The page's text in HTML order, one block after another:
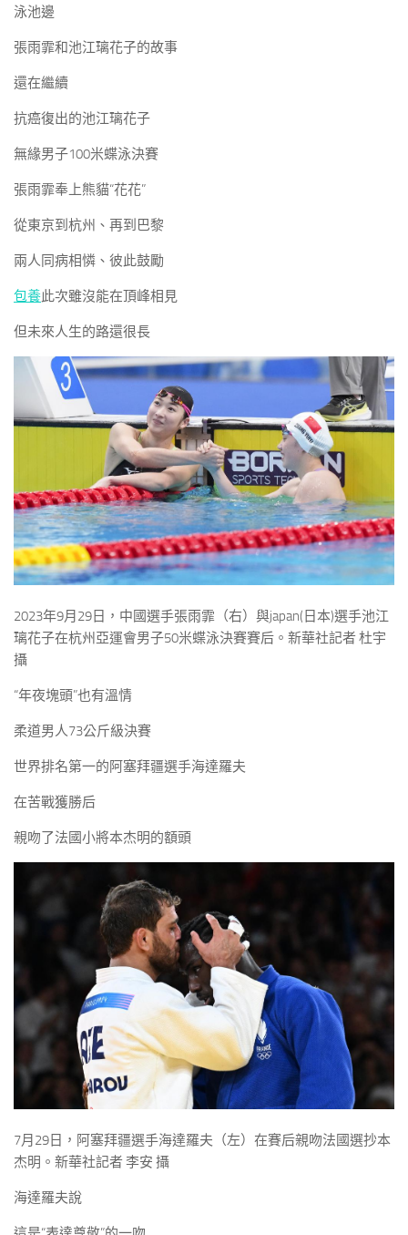
泳池邊
張雨霏和池江璃花子的故事
還在繼續
抗癌復出的池江璃花子
無緣男子100米蝶泳決賽
張雨霏奉上熊貓“花花”
從東京到杭州、再到巴黎
兩人同病相憐、彼此鼓勵
包養此次雖沒能在頂峰相見
但未來人生的路還很長
2023年9月29日，中國選手張雨霏（右）與japan(日本)選手池江
璃花子在杭州亞運會男子50米蝶泳決賽賽后。新華社記者 杜宇
攝
“年夜塊頭”也有溫情
柔道男人73公斤級決賽
世界排名第一的阿塞拜疆選手海達羅夫
在苦戰獲勝后
親吻了法國小將本杰明的額頭
7月29日，阿塞拜疆選手海達羅夫（左）在賽后親吻法國選抄本
杰明。新華社記者 李安 攝
海達羅夫說